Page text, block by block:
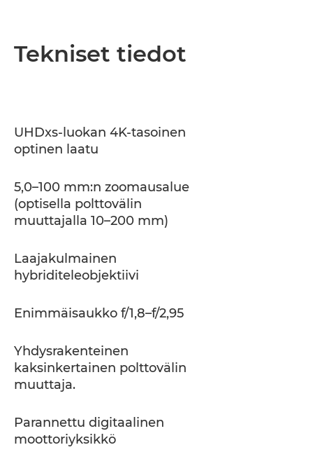
Tekniset tiedot
UHDxs-luokan 4K-tasoinen
optinen laatu
5,0–100 mm:n zoomausalue
(optisella polttovälin
muuttajalla 10–200 mm)
Laajakulmainen
hybriditeleobjektiivi
Enimmäisaukko f/1,8–f/2,95
Yhdysrakenteinen
kaksinkertainen polttovälin
muuttaja.
Parannettu digitaalinen
moottoriyksikkö